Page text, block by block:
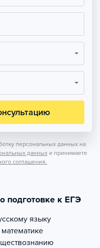
персональных данных на
данных и принимаете
соглашения.
подготовке к ЕГЭ
языку